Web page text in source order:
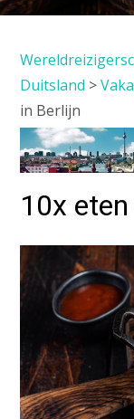
Duitsland >
in Berlijn
10x